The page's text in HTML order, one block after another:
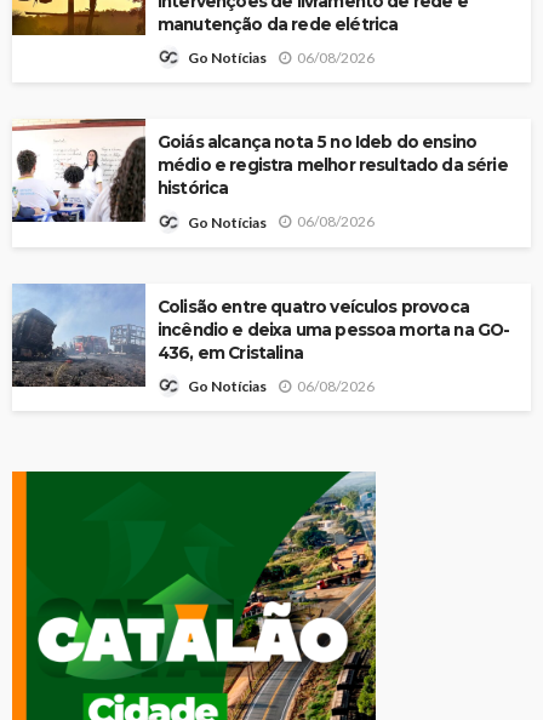
manutenção da rede elétrica
Go Notícias 06/08/2026
Goiás alcança nota 5 no Ideb do ensino
médio e registra melhor resultado da série
histórica
Go Notícias 06/08/2026
Colisão entre quatro veículos provoca
incêndio e deixa uma pessoa morta na GO-
436, em Cristalina
Go Notícias 06/08/2026